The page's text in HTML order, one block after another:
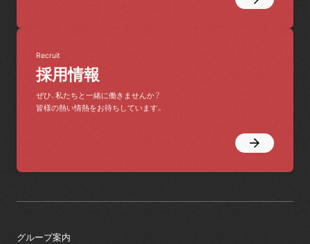
採用情報
Recruit
ぜひ、私たちと一緒に働きませんか？
皆様の熱い情熱をお待ちしています。
グループ案内